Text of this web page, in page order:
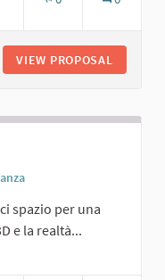
VIEW PROPOSAL
spazio per una
e la realtà...